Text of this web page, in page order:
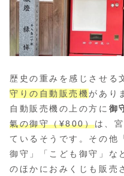
歴史の重みを感じさせる
守りの自動販売機 があり
自動販売機の上の方に 御
氣の御守（¥800）は、
ているそうです。その他
御守」「こども御守」な
のほかにおみくじも販売